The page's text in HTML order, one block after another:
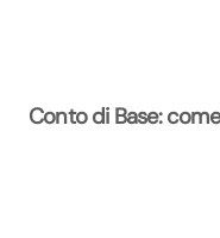
Conto di Base: